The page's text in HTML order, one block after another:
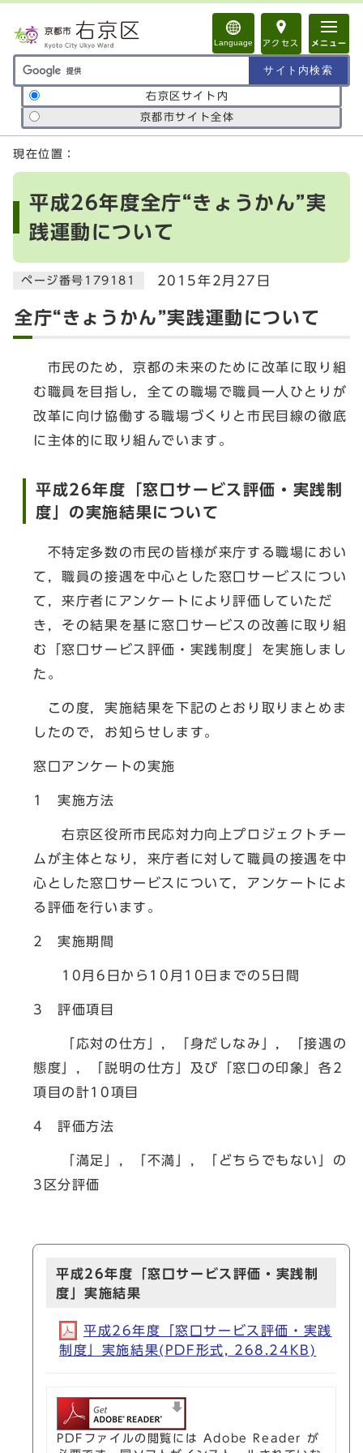
Language アクセス メニュー
サイト内検索の範囲
右京区サイト内
京都市サイト全体
ここから本文です
現在位置：
平成26年度全庁“きょうかん”実
践運動について
ページ番号179181 2015年2月27日
全庁“きょうかん”実践運動について
市民のため，京都の未来のために改革に取り組
む職員を目指し，全ての職場で職員一人ひとりが
改革に向け協働する職場づくりと市民目線の徹底
に主体的に取り組んでいます。
平成26年度「窓口サービス評価・実践制
度」の実施結果について
不特定多数の市民の皆様が来庁する職場におい
て，職員の接遇を中心とした窓口サービスについ
て，来庁者にアンケートにより評価していただ
き，その結果を基に窓口サービスの改善に取り組
む「窓口サービス評価・実践制度」を実施しまし
た。
この度，実施結果を下記のとおり取りまとめま
したので，お知らせします。
窓口アンケートの実施
1 実施方法
右京区役所市民応対力向上プロジェクトチー
ムが主体となり，来庁者に対して職員の接遇を中
心とした窓口サービスについて，アンケートによ
る評価を行います。
2 実施期間
10月6日から10月10日までの5日間
3 評価項目
「応対の仕方」，「身だしなみ」，「接遇の
態度」，「説明の仕方」及び「窓口の印象」各2
項目の計10項目
4 評価方法
「満足」，「不満」，「どちらでもない」の
3区分評価
平成26年度「窓口サービス評価・実践制
度」実施結果
平成26年度「窓口サービス評価・実践
制度」実施結果(PDF形式, 268.24KB)
PDFファイルの閲覧には Adobe Reader が